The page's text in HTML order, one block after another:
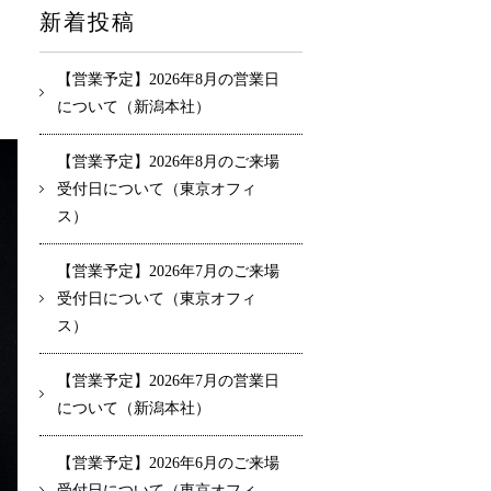
新着投稿
【営業予定】2026年8月の営業日
について（新潟本社）
【営業予定】2026年8月のご来場
受付日について（東京オフィ
ス）
【営業予定】2026年7月のご来場
受付日について（東京オフィ
ス）
【営業予定】2026年7月の営業日
について（新潟本社）
【営業予定】2026年6月のご来場